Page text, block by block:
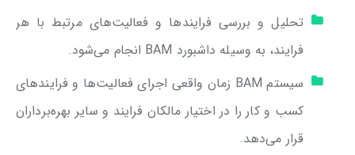
تحلیل و بررسی فرایندها و فعالیت‌های مرتبط با هر
فرایند، به وسیله داشبورد BAM انجام می‌شود.
سیستم BAM زمان واقعی اجرای فعالیت‌ها و فرایندهای
کسب و کار را در اختیار مالکان فرایند و سایر بهره‌برداران
قرار می‌دهد.